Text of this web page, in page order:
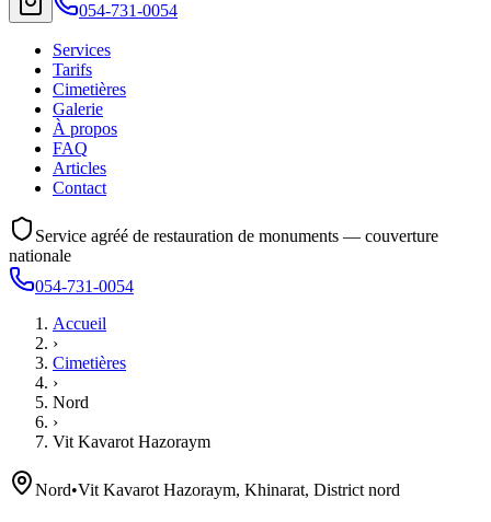
054-731-0054
Services
Tarifs
Cimetières
Galerie
À propos
FAQ
Articles
Contact
Service agréé de restauration de monuments — couverture
nationale
054-731-0054
Accueil
›
Cimetières
›
Nord
›
Vit Kavarot Hazoraym
Nord•Vit Kavarot Hazoraym, Khinarat, District nord